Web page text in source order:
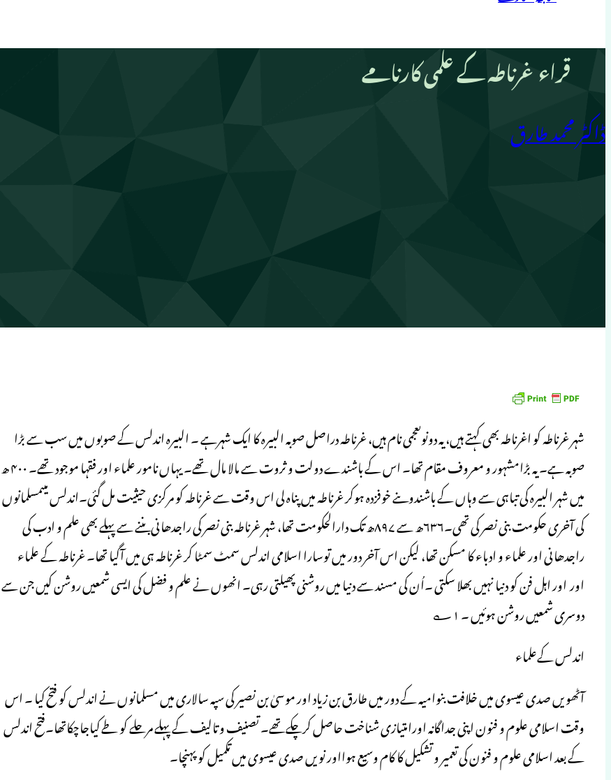
قراء غرناطہ کے علمی کارنامے
ڈاکٹر محمد طارق
شہر غرناطہ کو اغرناطہ بھی کہتے ہیں، یہ دونوںعجمی نام ہیں، غرناطہ دراصل صوبہ البیرہ کا ایک شہرہے ۔ البیرہ اندلس کے صوبوں میں سب سے بڑا
صوبہ ہے۔ یہ بڑامشہور و معروف مقام تھا۔ اس کے باشندے دولت و ثروت سے مالا مال تھے۔ یہاں نامور علماء اور فقہا موجود تھے۔ ۴۰۰ ھ
میں شہر البیرہ کی تباہی سے وہاں کے باشندوںنے خوفزدہ ہوکر غرناطہ میں پناہ لی اس وقت سے غرناطہ کو مرکزی حیثیت مل گئی۔اندلس میںمسلمانوں
کی آخری حکومت بنی نصر کی تھی۔۶۳۶ھ سے ۸۹۷ھ تک دارالحکومت تھا، شہر غرناطہ بنی نصر کی راجدھانی بننے سے پہلے بھی علم و ادب کی
راجدھانی اور علماء و ادباء کا مسکن تھا، لیکن اس آخر دور میں توسارا اسلامی اندلس سمٹ سمٹا کر غرناطہ ہی میں آگیا تھا۔ غرناطہ کے علماء
اور اور اہل فن کو دنیا نہیں بھلا سکتی ۔اُن کی مسند سے دنیا میں روشنی پھیلتی رہی۔ انھوں نے علم و فضل کی ایسی شمعیں روشن کیں جن سے
دوسری شمعیں روشن ہوئیں ۔ ۱؎
اندلس کےعلماء
آٹھویں صدی عیسوی میں خلافت بنوامیہ کے دور میں طارق بن زیاد اور موسیٰ بن نصیر کی سپہ سالاری میں مسلمانوں نے اندلس کو فتح کیا ۔ اس
وقت اسلامی علوم و فنون اپنی جداگانہ اورامتیازی شناخت حاصل کرچکےتھے۔ تصنیف و تالیف کے پہلے مرحلے کو طے کیاجاچکاتھا۔فتح اندلس
کے بعد اسلامی علوم و فنون کی تعمیر و تشکیل کا کام وسیع ہوااور نویں صدی عیسوی میں تکمیل کو پہنچا۔